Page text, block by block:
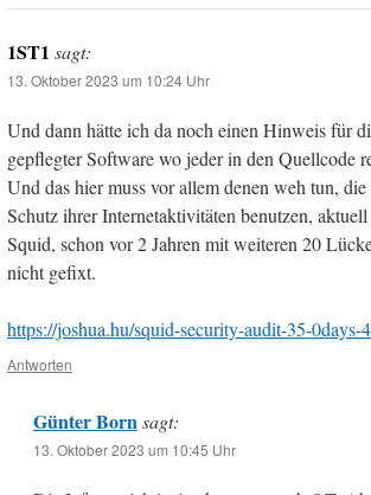
1ST1 sagt:
13. Oktober 2023 um 10:24 Uhr
Und dann hätte ich da noch einen Hinweis für
gepflegter Software wo jeder in den Quellcode
Und das hier muss vor allem denen weh tun,
Schutz ihrer Internetaktivitäten benutzen,
Squid, schon vor 2 Jahren mit weiteren 20
nicht gefixt.
https://joshua.hu/squid-security-audit-35-0days-
Antworten
Günter Born sagt:
13. Oktober 2023 um 10:45 Uhr